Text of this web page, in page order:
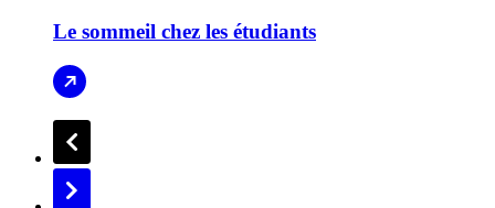
Le sommeil chez les étudiants